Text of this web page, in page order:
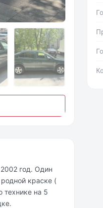
год. Один
краске (
технике на 5